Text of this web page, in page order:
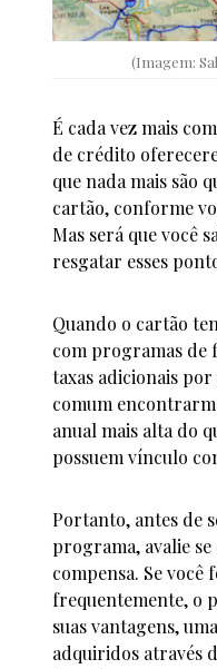
(Imagem:
É cada vez mais
de crédito
que nada mais são
cartão, conforme
Mas será que você
resgatar esses
Quando o cartão
com programas de
taxas adicionais
comum
anual mais alta do
possuem vínculo
Portanto, antes de
programa, avalie se
compensa. Se você
frequentemente, o
suas vantagens,
adquiridos através